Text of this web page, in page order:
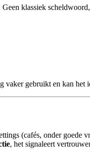
klassiek
gebruikt en kan het
(cafés, onder
, het signaleert